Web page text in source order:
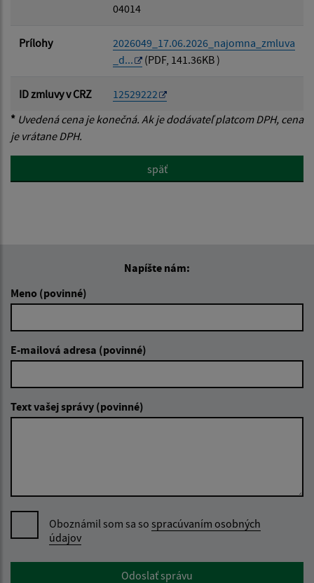
04014
Prílohy
2026049_17.06.2026_najomna_zmluva
_d...
(PDF, 141.36KB )
ID zmluvy v CRZ
12529222
* Uvedená cena je konečná. Ak je dodávateľ platcom DPH, cena
je vrátane DPH.
späť
Napíšte nám:
Meno (povinné)
E-mailová adresa (povinné)
Text vašej správy (povinné)
Oboznámil som sa so spracúvaním osobných
údajov
Google reCaptcha ResponseOdoslať správu